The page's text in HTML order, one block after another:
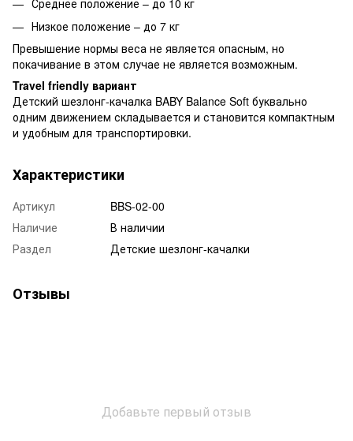
Среднее положение – до 10 кг
Низкое положение – до 7 кг
Превышение нормы веса не является опасным, но
покачивание в этом случае не является возможным.
Travel friendly вариант
Детский шезлонг-качалка BABY Balance Soft буквально
одним движением складывается и становится компактным
и удобным для транспортировки.
Характеристики
Артикул
BBS-02-00
Наличие
В наличии
Раздел
Детские шезлонг-качалки
Отзывы
Добавьте первый отзыв